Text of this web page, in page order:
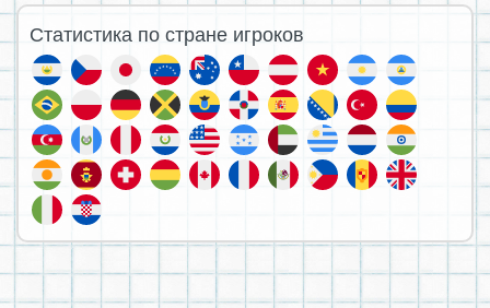
Статистика по стране игроков